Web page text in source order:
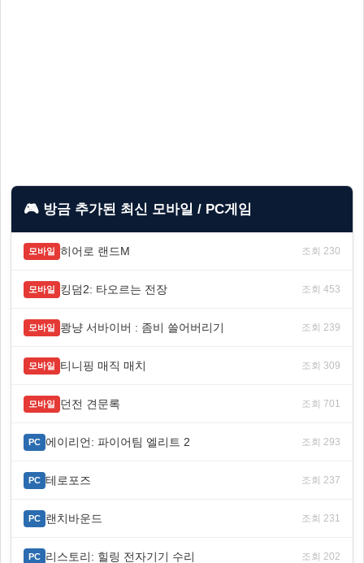
🎮 방금 추가된 최신 모바일 / PC게임
모바일 히어로 랜드M 조회 230
모바일 킹덤2: 타오르는 전장 조회 453
모바일 쾅냥 서바이버 : 좀비 쓸어버리기 조회 239
모바일 티니핑 매직 매치 조회 309
모바일 던전 견문록 조회 701
PC 에이리언: 파이어팀 엘리트 2 조회 293
PC 테로포즈 조회 237
PC 랜치바운드 조회 231
PC 리스토리: 힐링 전자기기 수리 조회 202